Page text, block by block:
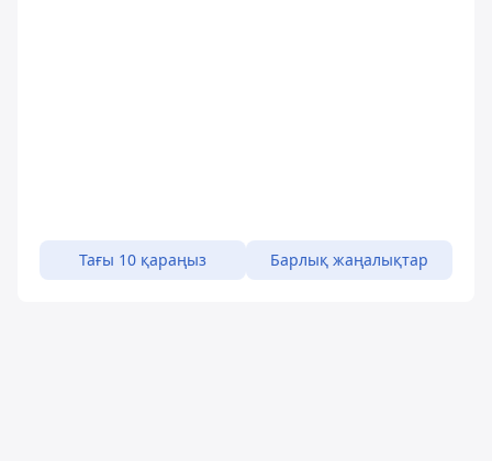
Тағы 10 қараңыз Барлық жаңалықтар